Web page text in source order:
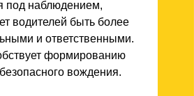
под наблюдением,
водителей быть более
и ответственными.
формированию
вождения.